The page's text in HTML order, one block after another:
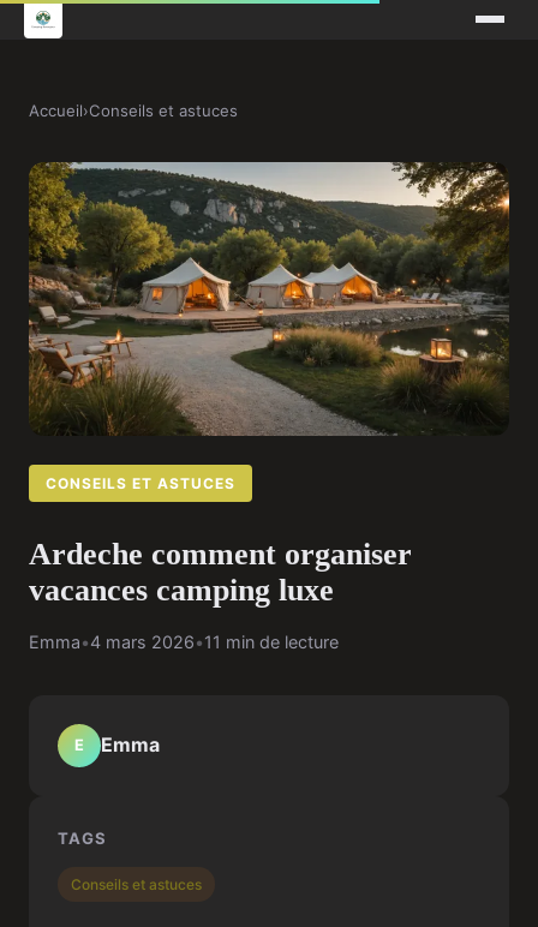
Accueil›Conseils et astuces
CONSEILS ET ASTUCES
Ardeche comment organiser
vacances camping luxe
Emma•4 mars 2026•11 min de lecture
E Emma
TAGS
Conseils et astuces